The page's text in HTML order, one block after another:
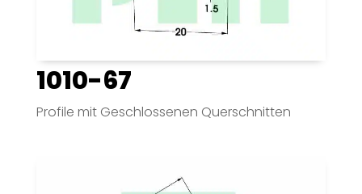
1010-67
Profile mit Geschlossenen Querschnitten